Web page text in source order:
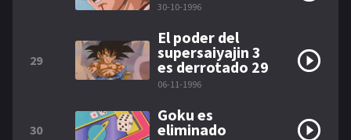
30-10-1996
29
El poder del
supersaiyajin 3
es derrotado 29
06-11-1996
30
Goku es
eliminado